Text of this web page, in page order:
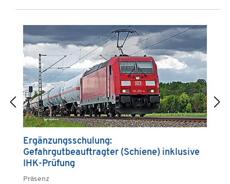
Ergänzungsschulung:
Gefahrgutbeauftragter (Schiene) inklusive
IHK-Prüfung
Präsenz